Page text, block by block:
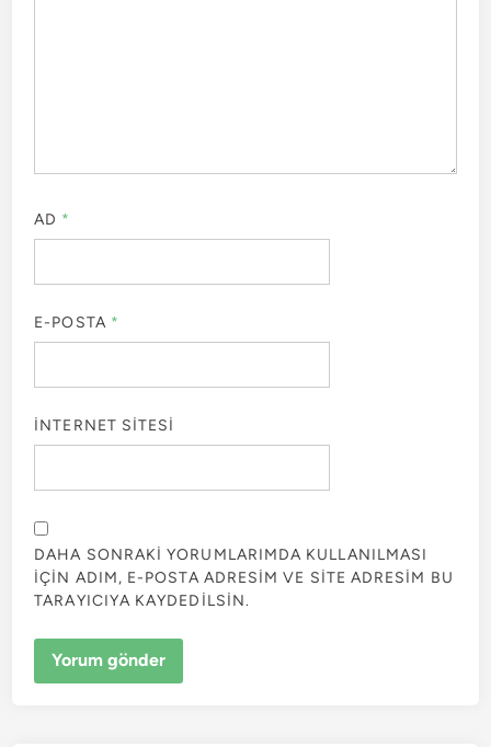
AD *
E-POSTA *
İNTERNET SITESI
DAHA SONRAKI YORUMLARIMDA KULLANILMASI
IÇIN ADIM, E-POSTA ADRESIM VE SITE ADRESIM BU
TARAYICIYA KAYDEDILSIN.